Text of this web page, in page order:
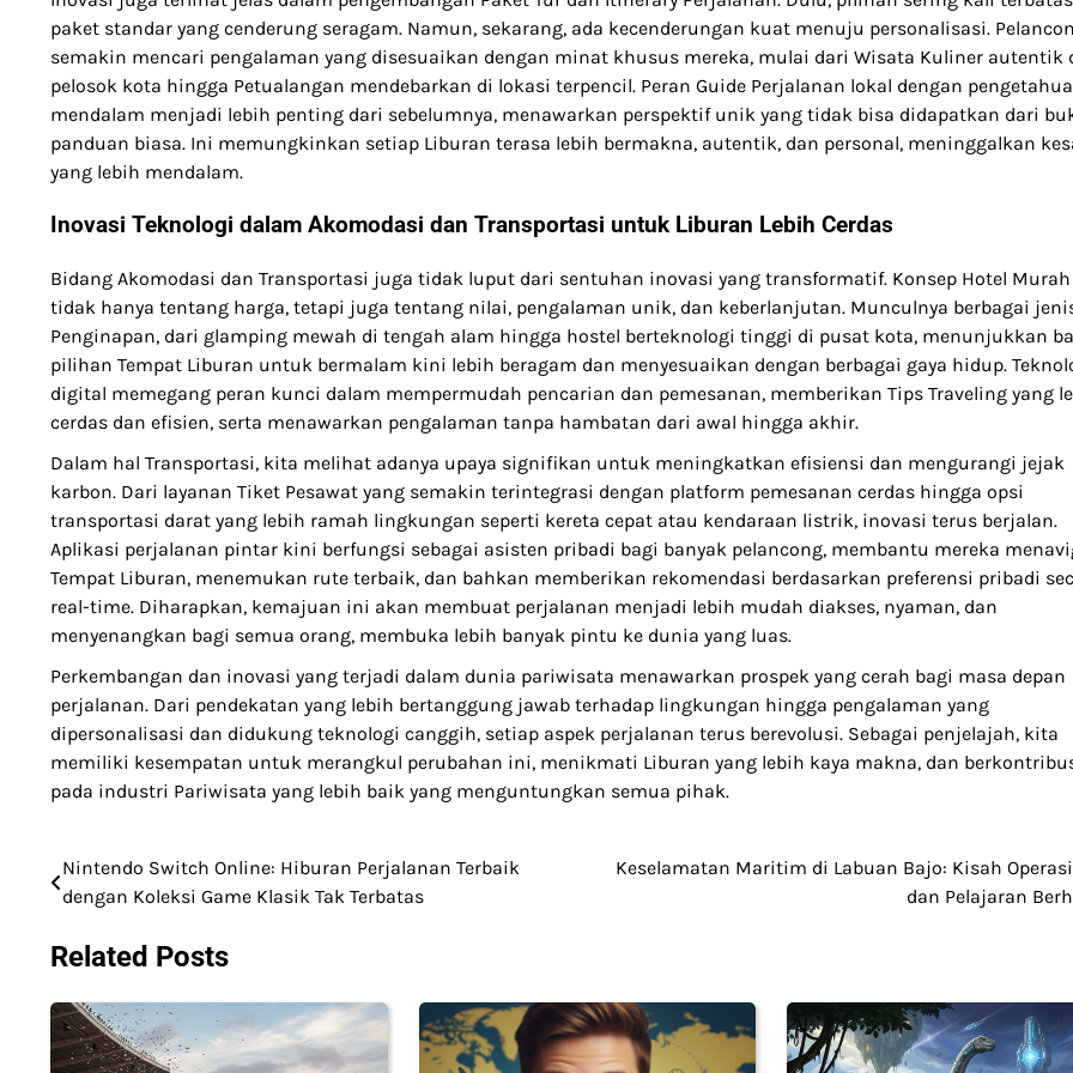
paket standar yang cenderung seragam. Namun, sekarang, ada kecenderungan kuat menuju personalisasi.
semakin mencari pengalaman yang disesuaikan dengan minat khusus mereka, mulai dari Wisata Kuliner autentik
pelosok kota hingga Petualangan mendebarkan di lokasi terpencil. Peran Guide Perjalanan lokal dengan
mendalam menjadi lebih penting dari sebelumnya, menawarkan perspektif unik yang tidak bisa didapatkan dari
panduan biasa. Ini memungkinkan setiap Liburan terasa lebih bermakna, autentik, dan personal, meninggalkan
yang lebih mendalam.
Inovasi Teknologi dalam Akomodasi dan Transportasi untuk Liburan Lebih Cerdas
Bidang Akomodasi dan Transportasi juga tidak luput dari sentuhan inovasi yang transformatif. Konsep Hotel
tidak hanya tentang harga, tetapi juga tentang nilai, pengalaman unik, dan keberlanjutan. Munculnya berbagai
Penginapan, dari glamping mewah di tengah alam hingga hostel berteknologi tinggi di pusat kota, menunjukkan
pilihan Tempat Liburan untuk bermalam kini lebih beragam dan menyesuaikan dengan berbagai gaya hidup.
digital memegang peran kunci dalam mempermudah pencarian dan pemesanan, memberikan Tips Traveling yang
cerdas dan efisien, serta menawarkan pengalaman tanpa hambatan dari awal hingga akhir.
Dalam hal Transportasi, kita melihat adanya upaya signifikan untuk meningkatkan efisiensi dan mengurangi jejak
karbon. Dari layanan Tiket Pesawat yang semakin terintegrasi dengan platform pemesanan cerdas hingga opsi
transportasi darat yang lebih ramah lingkungan seperti kereta cepat atau kendaraan listrik, inovasi terus berjalan.
Aplikasi perjalanan pintar kini berfungsi sebagai asisten pribadi bagi banyak pelancong, membantu mereka
Tempat Liburan, menemukan rute terbaik, dan bahkan memberikan rekomendasi berdasarkan preferensi pribadi
real-time. Diharapkan, kemajuan ini akan membuat perjalanan menjadi lebih mudah diakses, nyaman, dan
menyenangkan bagi semua orang, membuka lebih banyak pintu ke dunia yang luas.
Perkembangan dan inovasi yang terjadi dalam dunia pariwisata menawarkan prospek yang cerah bagi masa depan
perjalanan. Dari pendekatan yang lebih bertanggung jawab terhadap lingkungan hingga pengalaman yang
dipersonalisasi dan didukung teknologi canggih, setiap aspek perjalanan terus berevolusi. Sebagai penjelajah, kita
memiliki kesempatan untuk merangkul perubahan ini, menikmati Liburan yang lebih kaya makna, dan
pada industri Pariwisata yang lebih baik yang menguntungkan semua pihak.
Post
navigation
Nintendo Switch Online: Hiburan Perjalanan Terbaik
dengan Koleksi Game Klasik Tak Terbatas
Keselamatan Maritim di Labuan Bajo: Kisah Operasi
dan Pelajaran
Related Posts